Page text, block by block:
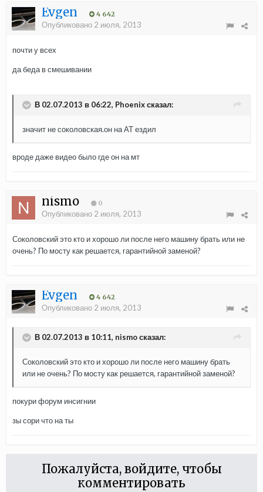
Evgen 4 642
Опубликовано 2 июля, 2013
почти у всех
да беда в смешивании
В 02.07.2013 в 06:22, Phoenix сказал:
значит не соколовская.он на АТ ездил
вроде даже видео было где он на мт
nismo 0
Опубликовано 2 июля, 2013
Соколовский это кто и хорошо ли после него машину брать или не
очень? По мосту как решается, гарантийной заменой?
Evgen 4 642
Опубликовано 2 июля, 2013
В 02.07.2013 в 10:11, nismo сказал:
Соколовский это кто и хорошо ли после него машину брать
или не очень? По мосту как решается, гарантийной заменой?
покури форум инсигнии
зы сори что на ты
Пожалуйста, войдите, чтобы
комментировать